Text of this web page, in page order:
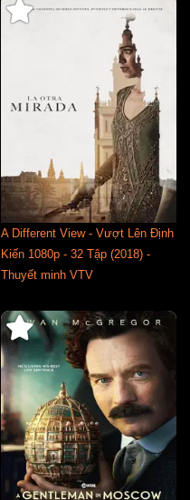
A Different View - Vượt Lên Định
Kiến 1080p - 32 Tập (2018) -
Thuyết minh VTV